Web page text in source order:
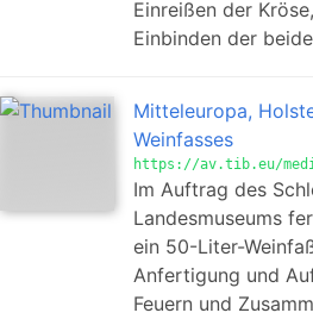
Einreißen der
Einbinden der
Mitteleuropa,
Weinfasses
https://av.tib.eu/
Im Auftrag des
Landesmuseums
ein 50-Liter-
Anfertigung und
Feuern und